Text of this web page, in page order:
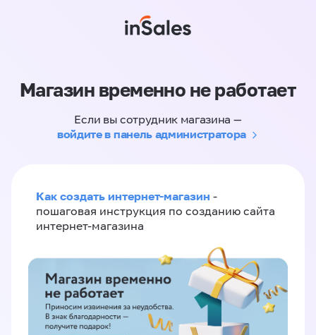
Магазин временно не работает
Если вы сотрудник магазина —
войдите в панель администратора
Как создать интернет-магазин -
пошаговая инструкция по созданию сайта
интернет-магазина